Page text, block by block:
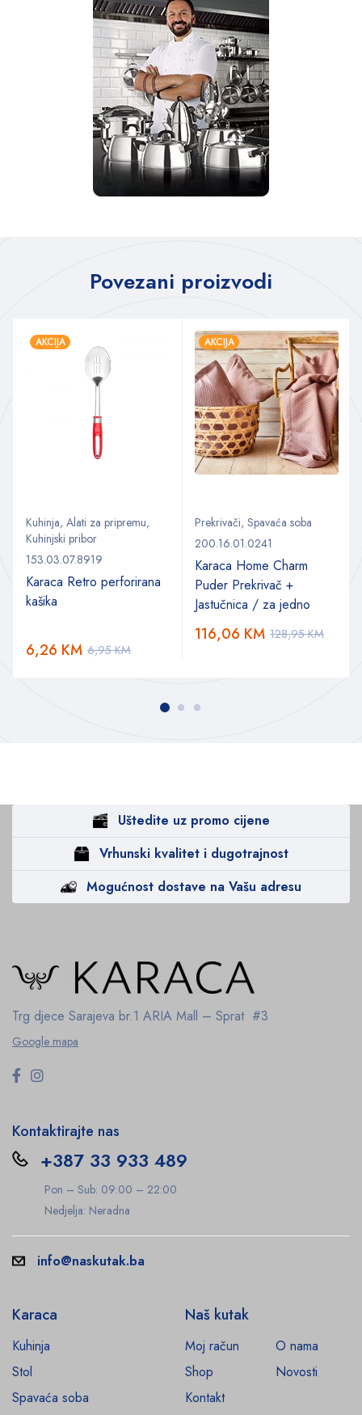
Povezani proizvodi
AKCIJA
Kuhinja, Alati za pripremu,
Kuhinjski pribor
153.03.07.8919
Karaca Retro perforirana
kašika
6,95KM
6,26 KM
AKCIJA
Prekrivači, Spavaća soba
200.16.01.0241
Karaca Home Charm
Puder Prekrivač +
Jastučnica / za jedno
128,95KM
116,06 KM
Uštedite uz promo cijene
Vrhunski kvalitet i dugotrajnost
Mogućnost dostave na Vašu adresu
Trg djece Sarajeva br.1 ARIA Mall – Sprat #3
Google mapa
Kontaktirajte nas
+387 33 933 489
Pon – Sub: 09:00 – 22:00
Nedjelja: Neradna
info@naskutak.ba
Karaca
Kuhinja
Stol
Spavaća soba
Naš kutak
Moj račun
O nama
Shop
Novosti
Kontakt